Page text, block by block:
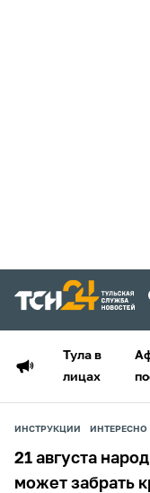
Тула в
лицах
ИНСТРУКЦИИ ИНТЕРЕСНО
21 августа
может забрать